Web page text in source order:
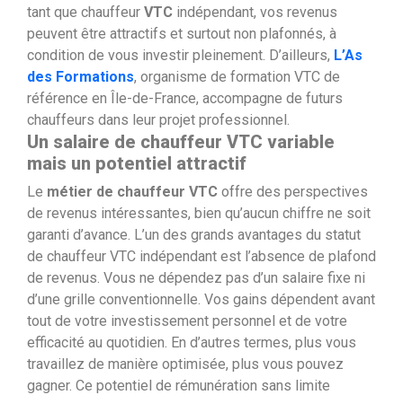
tant que chauffeur VTC indépendant, vos revenus
peuvent être attractifs et surtout non plafonnés, à
condition de vous investir pleinement. D’ailleurs, L’As
des Formations, organisme de formation VTC de
référence en Île-de-France, accompagne de futurs
chauffeurs dans leur projet professionnel.
Un salaire de chauffeur VTC variable
mais un potentiel attractif
Le métier de chauffeur VTC offre des perspectives
de revenus intéressantes, bien qu’aucun chiffre ne soit
garanti d’avance. L’un des grands avantages du statut
de chauffeur VTC indépendant est l’absence de plafond
de revenus. Vous ne dépendez pas d’un salaire fixe ni
d’une grille conventionnelle. Vos gains dépendent avant
tout de votre investissement personnel et de votre
efficacité au quotidien. En d’autres termes, plus vous
travaillez de manière optimisée, plus vous pouvez
gagner. Ce potentiel de rémunération sans limite